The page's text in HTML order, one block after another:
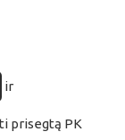
ir
prisegtą PK